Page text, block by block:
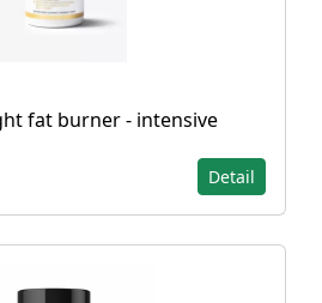
fat burner - intensive
Detail